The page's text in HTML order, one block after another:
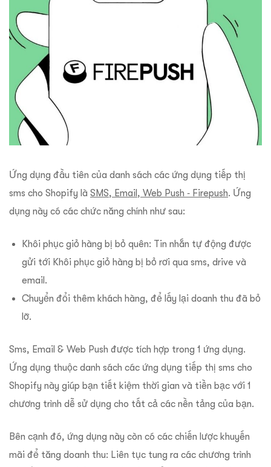
Ứng dụng đầu tiên của danh sách các ứng dụng tiếp thị
sms cho Shopify là SMS, Email, Web Push ‑ Firepush. Ứng
dụng này có các chức năng chính như sau:
Khôi phục giỏ hàng bị bỏ quên: Tin nhắn tự động được
gửi tới Khôi phục giỏ hàng bị bỏ rơi qua sms, drive và
email.
Chuyển đổi thêm khách hàng, để lấy lại doanh thu đã bỏ
lỡ.
Sms, Email & Web Push được tích hợp trong 1 ứng dụng.
Ứng dụng thuộc danh sách các ứng dụng tiếp thị sms cho
Shopify này giúp bạn tiết kiệm thời gian và tiền bạc với 1
chương trình dễ sử dụng cho tất cả các nền tảng của bạn.
Bên cạnh đó, ứng dụng này còn có các chiến lược khuyến
mãi để tăng doanh thu: Liên tục tung ra các chương trình